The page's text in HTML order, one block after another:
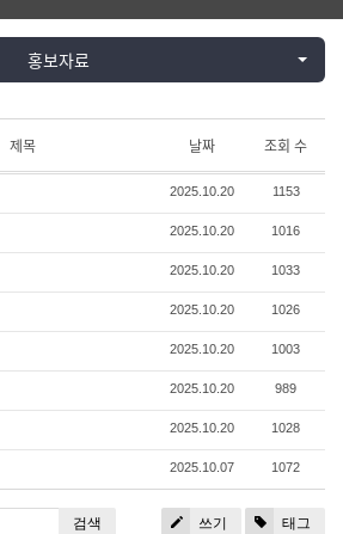
홍보자료
제목 날짜 조회 수
2025.10.20 1153
2025.10.20 1016
2025.10.20 1033
2025.10.20 1026
2025.10.20 1003
2025.10.20 989
2025.10.20 1028
2025.10.07 1072
쓰기 태그
검색